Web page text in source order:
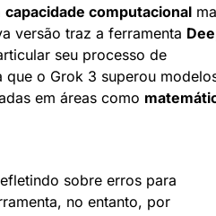
capacidade computacional
versão traz a ferramenta
seu processo de
que o Grok 3 superou
em áreas como
sobre erros para
no entanto, por